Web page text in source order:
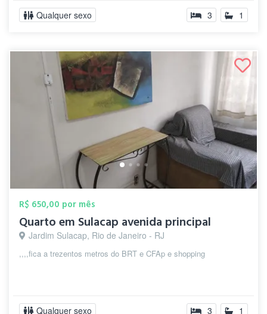
Qualquer sexo 3 1
R$ 650,00 por mês
Quarto em Sulacap avenida principal
Jardim Sulacap, Rio de Janeiro - RJ
,,,,fica a trezentos metros do BRT e CFAp e shopping
Qualquer sexo 3 1